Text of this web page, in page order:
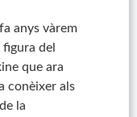
anys vàrem
del
que ara
conèixer als
la